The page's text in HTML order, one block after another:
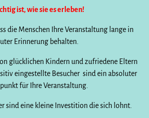
ist, wie sie es erleben!
die Menschen Ihre Veranstaltung lange in
Erinnerung behalten.
glücklichen Kindern und zufriedene Eltern
eingestellte Besucher sind ein absoluter
für Ihre Veranstaltung.
sind eine kleine Investition die sich lohnt.